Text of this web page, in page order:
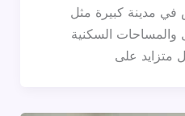
مدينة كبيرة مثل
والمساحات السكنية
متزايد على